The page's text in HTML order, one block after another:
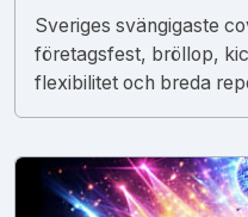
Sveriges svängigaste
företagsfest, bröllop,
flexibilitet och breda